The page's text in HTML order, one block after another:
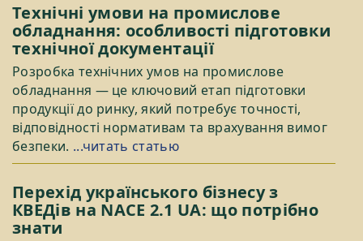
Технічні умови на промислове
обладнання: особливості підготовки
технічної документації
Розробка технічних умов на промислове
обладнання — це ключовий етап підготовки
продукції до ринку, який потребує точності,
відповідності нормативам та врахування вимог
безпеки. ...читать статью
Перехід українського бізнесу з
КВЕДів на NACE 2.1 UA: що потрібно
знати